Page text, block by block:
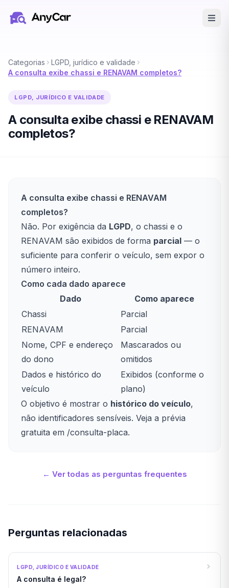
Categorias
LGPD, jurídico e validade
A consulta exibe chassi e RENAVAM completos?
LGPD, JURÍDICO E VALIDADE
A consulta exibe chassi e RENAVAM
completos?
A consulta exibe chassi e RENAVAM
completos?
Não. Por exigência da LGPD, o chassi e o
RENAVAM são exibidos de forma parcial — o
suficiente para conferir o veículo, sem expor o
número inteiro.
Como cada dado aparece
Dado
Como aparece
Chassi
Parcial
RENAVAM
Parcial
Nome, CPF e endereço
do dono
Mascarados ou
omitidos
Dados e histórico do
veículo
Exibidos (conforme o
plano)
O objetivo é mostrar o histórico do veículo,
não identificadores sensíveis. Veja a prévia
gratuita em /consulta-placa.
← Ver todas as perguntas frequentes
Perguntas relacionadas
LGPD, JURÍDICO E VALIDADE
A consulta é legal?